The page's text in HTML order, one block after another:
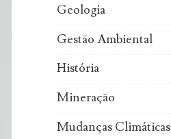
Geologia
Gestão Ambiental
História
Mineração
Mudanças Climáticas